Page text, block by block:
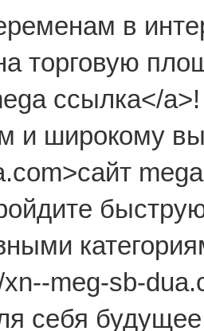
в
торговую
ссылка</
и широкому
meg-sb-
себя